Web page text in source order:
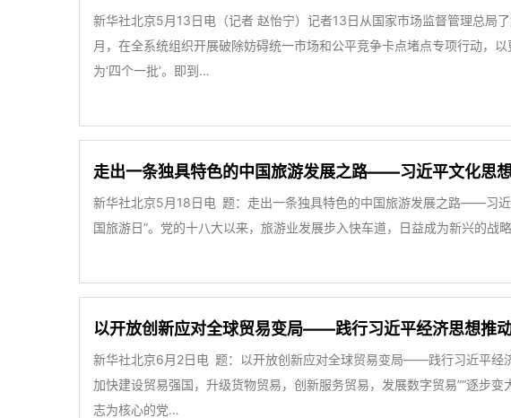
新华社北京5月13日电（记者 赵怡宁）记者13日从国家市场监督管理总局
月，在全系统组织开展破除妨碍统一市场和公平竞争卡点堵点专项行动，
为‘四个一批’。即到…
走出一条独具特色的中国旅游发展之路——习近平文化思
新华社北京5月18日电 题：走出一条独具特色的中国旅游发展之路——习
国旅游日”。党的十八大以来，旅游业发展步入快车道，日益成为新兴的
以开放创新应对全球贸易变局——践行习近平经济思想推
新华社北京6月2日电 题：以开放创新应对全球贸易变局——践行习近平经
加快建设贸易强国，升级货物贸易，创新服务贸易，发展数字贸易”“逐步
志为核心的党…